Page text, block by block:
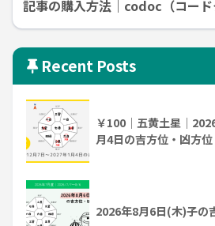
記事の購入方法｜codoc（コー
Recent Posts
￥100｜五黄土星｜
月4日の吉方位・凶方位
2026年8月6日(木)子の